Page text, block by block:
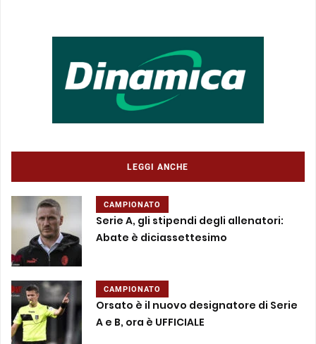
LEGGI ANCHE
CAMPIONATO
Serie A, gli stipendi degli allenatori:
Abate è diciassettesimo
CAMPIONATO
Orsato è il nuovo designatore di Serie
A e B, ora è UFFICIALE